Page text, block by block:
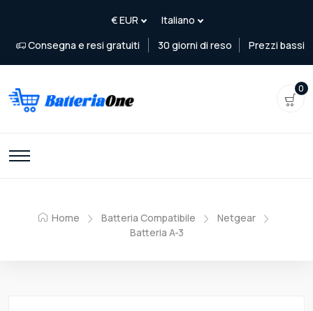
Consegna e resi gratuiti 30 giorni di reso Prezzi bassi
0
Home Batteria Compatibile
Netgear
Batteria A-3